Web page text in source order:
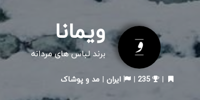
ویمانا
برند لباس های مردانه
|
235
| ایران | مد و پوشاک